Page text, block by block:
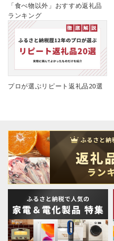
「食べ物以外」おすすめ返礼品
ランキング
プロが選ぶリピート返礼品20選